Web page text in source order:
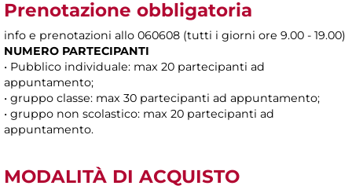
Prenotazione obbligatoria
info e prenotazioni allo 060608 (tutti i giorni ore 9.00 - 19.00)
NUMERO PARTECIPANTI
• Pubblico individuale: max 20 partecipanti ad
appuntamento;
• gruppo classe: max 30 partecipanti ad appuntamento;
• gruppo non scolastico: max 20 partecipanti ad
appuntamento.
MODALITÀ DI ACQUISTO